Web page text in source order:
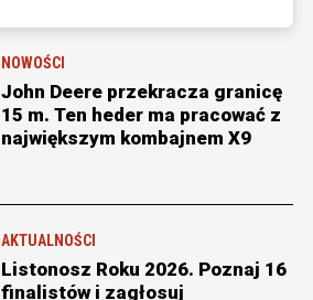
NOWOŚCI
John Deere przekracza granicę
15 m. Ten heder ma pracować z
największym kombajnem X9
AKTUALNOŚCI
Listonosz Roku 2026. Poznaj 16
finalistów i zagłosuj